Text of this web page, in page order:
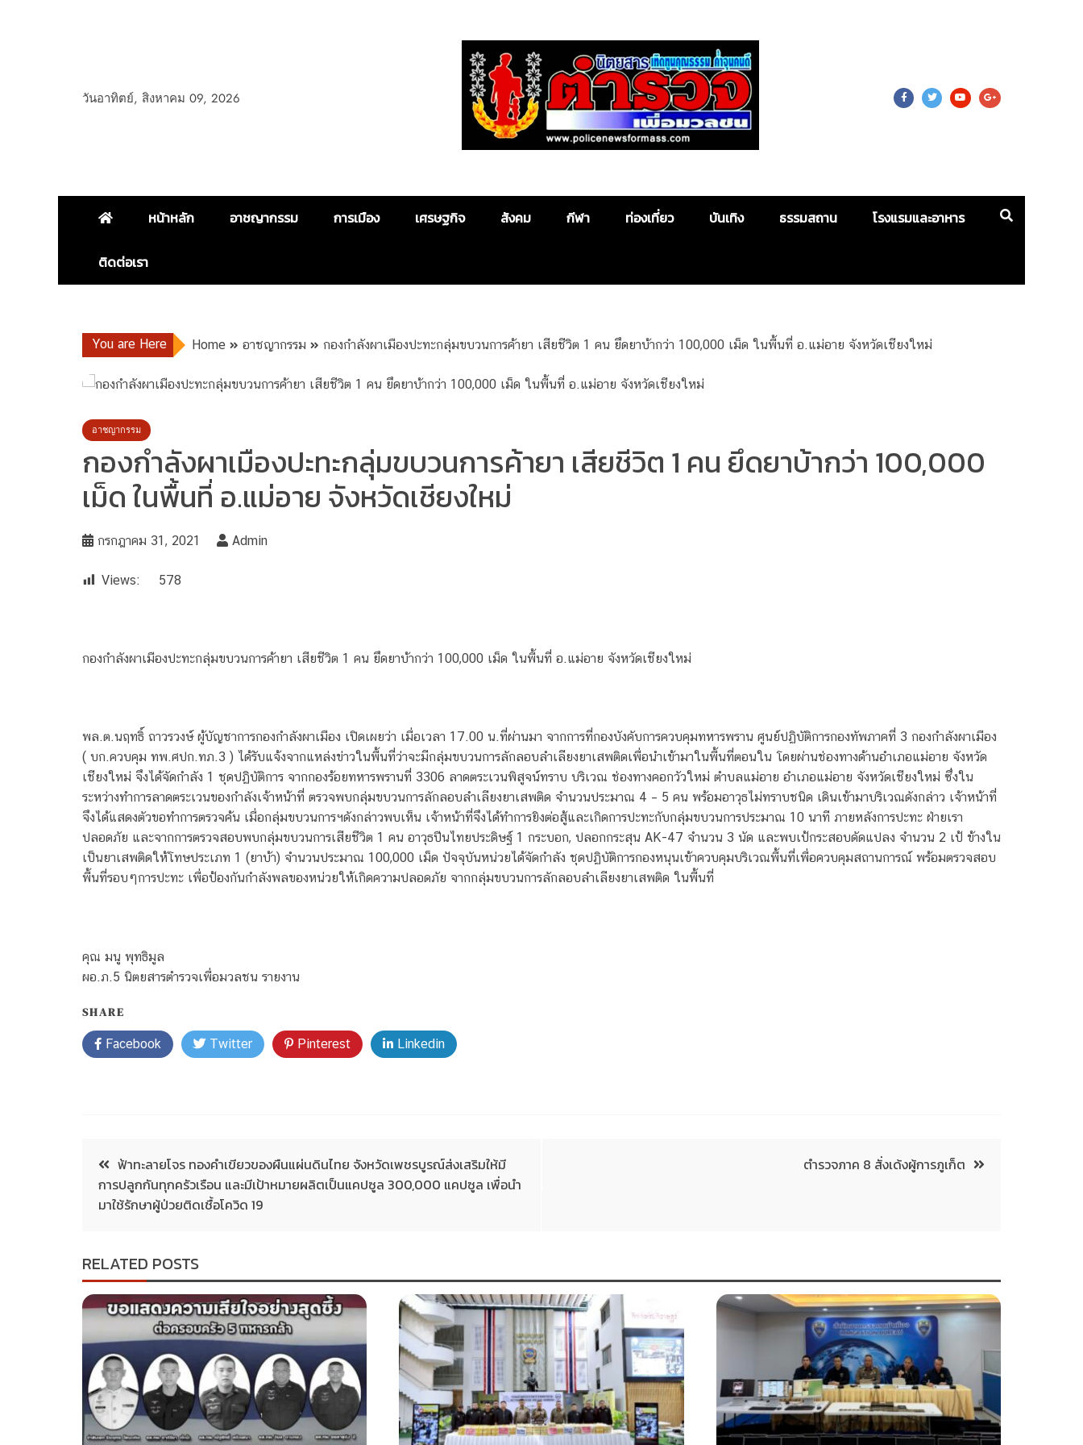
วันอาทิตย์, สิงหาคม 09, 2026
Police News For Mass
หน้าหลัก อาชญากรรม การเมือง เศรษฐกิจ สังคม กีฬา ท่องเที่ยว บันเทิง ธรรมสถาน โรงแรมและอาหาร
ติดต่อเรา
You are Here Home อาชญากรรม กองกำลังผาเมืองปะทะกลุ่มขบวนการค้ายา เสียชีวิต 1 คน ยึดยาบ้ากว่า 100,000 เม็ด ในพื้นที่ อ.แม่อาย จังหวัดเชียงใหม่
อาชญากรรม
กองกำลังผาเมืองปะทะกลุ่มขบวนการค้ายา เสียชีวิต 1 คน ยึดยาบ้ากว่า 100,000
เม็ด ในพื้นที่ อ.แม่อาย จังหวัดเชียงใหม่
กรกฎาคม 31, 2021 Admin
Views: 578
กองกำลังผาเมืองปะทะกลุ่มขบวนการค้ายา เสียชีวิต 1 คน ยึดยาบ้ากว่า 100,000 เม็ด ในพื้นที่ อ.แม่อาย จังหวัดเชียงใหม่
พล.ต.นฤทธิ์ ถาวรวงษ์ ผู้บัญชาการกองกำลังผาเมือง เปิดเผยว่า เมื่อเวลา 17.00 น.ที่ผ่านมา จากการที่กองบังคับการควบคุมทหารพราน ศูนย์ปฏิบัติการกองทัพภาคที่ 3 กองกำลังผาเมือง
( บก.ควบคุม ทพ.ศปก.ทภ.3 ) ได้รับแจ้งจากแหล่งข่าวในพื้นที่ว่าจะมีกลุ่มขบวนการลักลอบลำเลียงยาเสพติดเพื่อนำเข้ามาในพื้นที่ตอนใน โดยผ่านช่องทางด้านอำเภอแม่อาย จังหวัด
เชียงใหม่ จึงได้จัดกำลัง 1 ชุดปฏิบัติการ จากกองร้อยทหารพรานที่ 3306 ลาดตระเวนพิสูจน์ทราบ บริเวณ ช่องทางคอกวัวใหม่ ตำบลแม่อาย อำเภอแม่อาย จังหวัดเชียงใหม่ ซึ่งใน
ระหว่างทำการลาดตระเวนของกำลังเจ้าหน้าที่ ตรวจพบกลุ่มขบวนการลักลอบลำเลียงยาเสพติด จำนวนประมาณ 4 – 5 คน พร้อมอาวุธไม่ทราบชนิด เดินเข้ามาบริเวณดังกล่าว เจ้าหน้าที่
จึงได้แสดงตัวขอทำการตรวจค้น เมื่อกลุ่มขบวนการฯดังกล่าวพบเห็น เจ้าหน้าที่จึงได้ทำการยิงต่อสู้และเกิดการปะทะกับกลุ่มขบวนการประมาณ 10 นาที ภายหลังการปะทะ ฝ่ายเรา
ปลอดภัย และจากการตรวจสอบพบกลุ่มขบวนการเสียชีวิต 1 คน อาวุธปืนไทยประดิษฐ์ 1 กระบอก, ปลอกกระสุน AK-47 จำนวน 3 นัด และพบเป้กระสอบดัดแปลง จำนวน 2 เป้ ข้างใน
เป็นยาเสพติดให้โทษประเภท 1 (ยาบ้า) จำนวนประมาณ 100,000 เม็ด ปัจจุบันหน่วยได้จัดกำลัง ชุดปฏิบัติการกองหนุนเข้าควบคุมบริเวณพื้นที่เพื่อควบคุมสถานการณ์ พร้อมตรวจสอบ
พื้นที่รอบๆการปะทะ เพื่อป้องกันกำลังพลของหน่วยให้เกิดความปลอดภัย จากกลุ่มขบวนการลักลอบลำเลียงยาเสพติด ในพื้นที่
คุณ มนู พุทธิมูล
ผอ.ภ.5 นิตยสารตำรวจเพื่อมวลชน รายงาน
SHARE
Facebook Twitter Pinterest Linkedin
ฟ้าทะลายโจร ทองคำเขียวของผืนแผ่นดินไทย จังหวัดเพชรบูรณ์ส่งเสริมให้มี
การปลูกกันทุกครัวเรือน และมีเป้าหมายผลิตเป็นแคปซูล 300,000 แคปซูล เพื่อนำ
มาใช้รักษาผู้ป่วยติดเชื้อโควิด 19
ตำรวจภาค 8 สั่งเด้งผู้การภูเก็ต
RELATED POSTS